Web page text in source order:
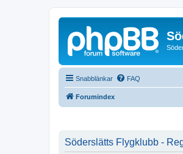
Snabblänkar FAQ
Forumindex
Söderslätts Flygklubb -